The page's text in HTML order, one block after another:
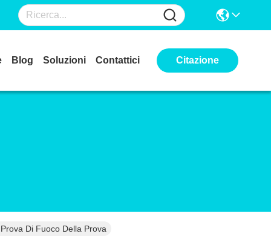
Blog Soluzioni Contattici Citazione
Di Fuoco Della Prova